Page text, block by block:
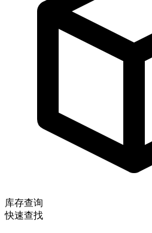
库存查询
快速查找